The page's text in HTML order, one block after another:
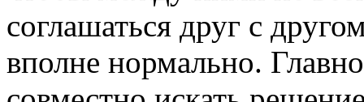
соглашаться друг с
вполне нормально.